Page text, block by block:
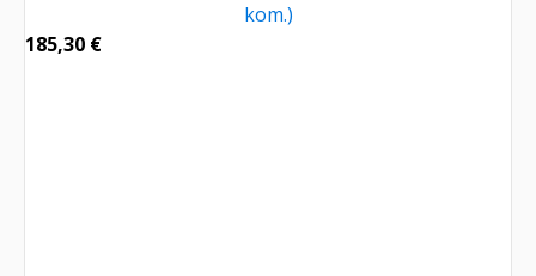
kom.)
185,30 €